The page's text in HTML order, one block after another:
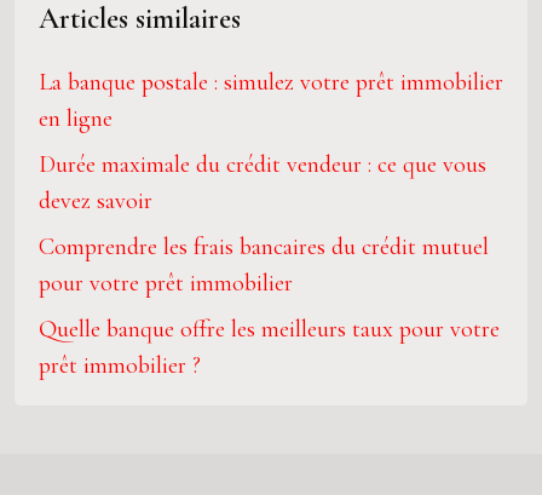
Articles similaires
La banque postale : simulez votre prêt immobilier
en ligne
Durée maximale du crédit vendeur : ce que vous
devez savoir
Comprendre les frais bancaires du crédit mutuel
pour votre prêt immobilier
Quelle banque offre les meilleurs taux pour votre
prêt immobilier ?